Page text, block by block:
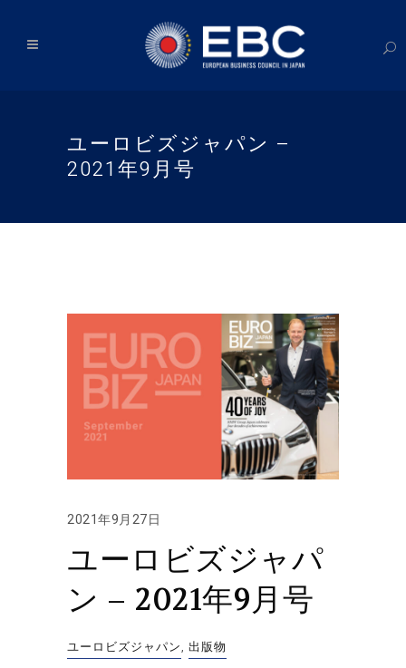
ユーロビズジャパン –
2021年9月号
2021年9月27日
ユーロビズジャパ
ン – 2021年9月号
ユーロビズジャパン, 出版物